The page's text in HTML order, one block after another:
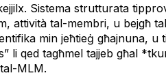
Sistema strutturata
attività tal-membri, u bejgħ
min jeħtieġ għajnuna,
li qed tagħmel tajjeb għal
MLM.